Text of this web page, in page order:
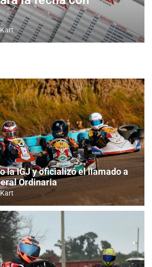
la IGJ y oficializó el llamado a
Ordinaria